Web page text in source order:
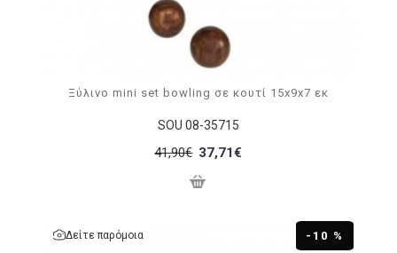
SOU 08-35715
Ξύλινο mini set bowling σε κουτί 15x9x7 εκ
41,90€ 37,71€
-10 %
Δείτε παρόμοια